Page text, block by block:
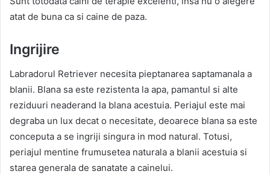
atat de buna ca si caine de paza.
Ingrijire
Labradorul Retriever necesita pieptanarea saptamanala a
blanii. Blana sa este rezistenta la apa, pamantul si alte
reziduuri neaderand la blana acestuia. Periajul este mai
degraba un lux decat o necesitate, deoarece blana sa este
conceputa a se ingriji singura in mod natural. Totusi,
periajul mentine frumusetea naturala a blanii acestuia si
starea generala de sanatate a cainelui.